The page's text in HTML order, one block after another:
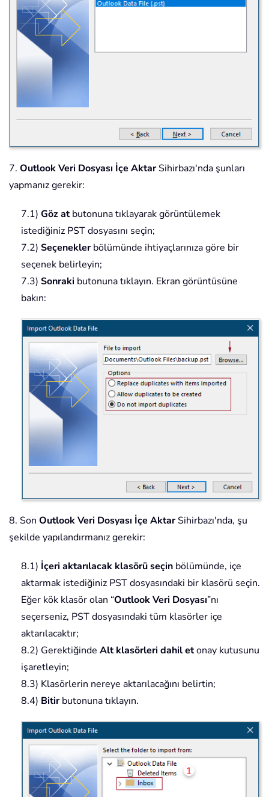
7. Outlook Veri Dosyası İçe AktarSihirbazı'nda şunları
yapmanız gerekir:
7.1) Göz atbutonuna tıklayarak görüntülemek
istediğiniz PST dosyasını seçin;
7.2) Seçeneklerbölümünde ihtiyaçlarınıza göre bir
seçenek belirleyin;
7.3) Sonraki butonuna tıklayın. Ekran görüntüsüne
bakın:
8. Son Outlook Veri Dosyası İçe AktarSihirbazı'nda, şu
şekilde yapılandırmanız gerekir:
8.1) İçeri aktarılacak klasörü seçin bölümünde, içe
aktarmak istediğiniz PST dosyasındaki bir klasörü seçin.
Eğer kök klasör olan “Outlook Veri Dosyası”nı
seçerseniz, PST dosyasındaki tüm klasörler içe
aktarılacaktır;
8.2) Gerektiğinde Alt klasörleri dahil etonay kutusunu
işaretleyin;
8.3) Klasörlerin nereye aktarılacağını belirtin;
8.4) Bitirbutonuna tıklayın.